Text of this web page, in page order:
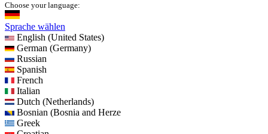
Choose your language:
Sprache wählen
English (United States)
German (Germany)
Russian
Spanish
French
Italian
Dutch (Netherlands)
Bosnian (Bosnia and Herze
Greek